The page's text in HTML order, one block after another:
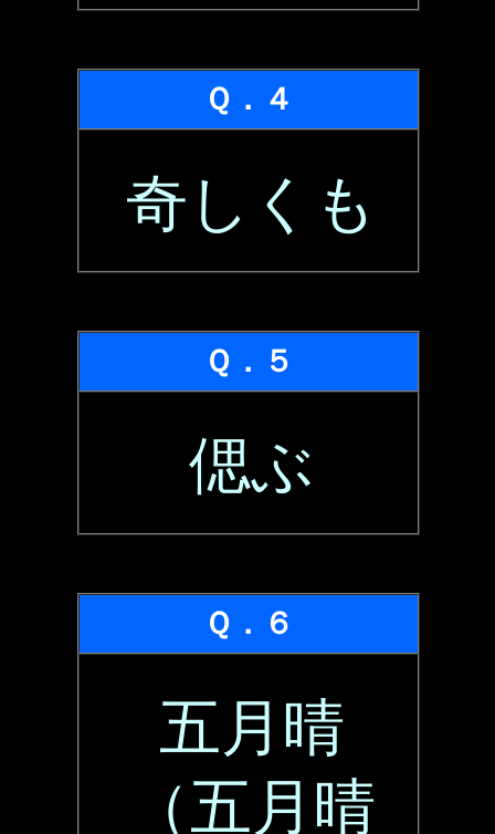
Ｑ．４
奇しくも
Ｑ．５
偲ぶ
Ｑ．６
五月晴
（五月晴